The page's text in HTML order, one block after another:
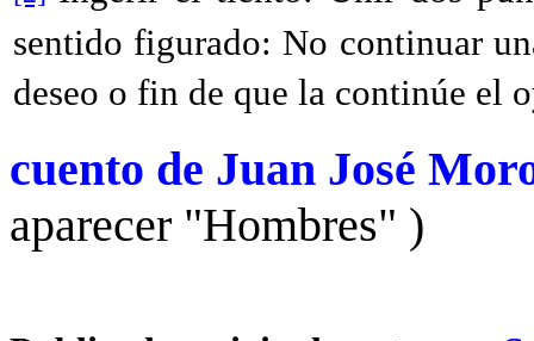
sentido figurado: No continuar
deseo o fin de que la continúe el
cuento de Juan José
aparecer "Hombres" )